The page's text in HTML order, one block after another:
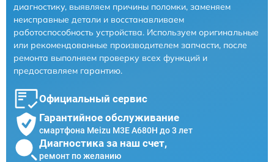
диагностику, выявляем причины поломки, заменяем
неисправные детали и восстанавливаем
работоспособность устройства. Используем оригинальные
или рекомендованные производителем запчасти, после
ремонта выполняем проверку всех функций и
предоставляем гарантию.
Официальный сервис
Гарантийное обслуживание
смартфона Meizu M3E A680H до 3 лет
Диагностика за наш счет,
ремонт по желанию